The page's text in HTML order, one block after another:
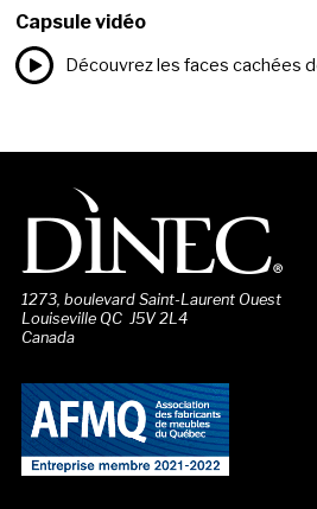
Capsule vidéo
Découvrez les faces cachées
1273, boulevard Saint-Laurent Ouest
Louiseville QC J5V 2L4
Canada